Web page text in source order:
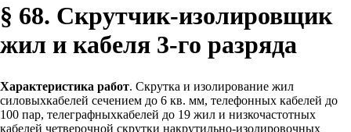
§ 68. Скрутчик-изолировщик
жил и кабеля 3-го разряда
Характеристика работ. Скрутка и изолирование жил
силовыхкабелей сечением до 6 кв. мм, телефонных кабелей до
100 пар, телеграфныхкабелей до 19 жил и низкочастотных
кабелей четверочной скрутки накрутильно-изолировочных